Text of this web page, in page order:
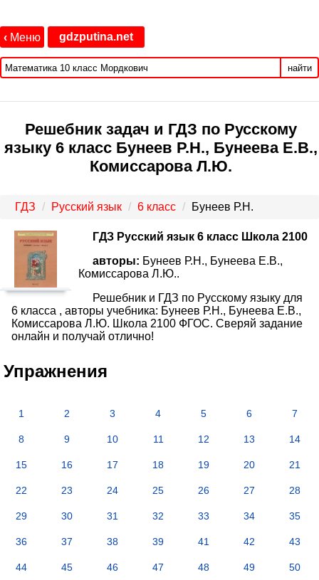
‹ Меню gdzputina.net
найти
Решебник задач и ГДЗ по Русскому
языку 6 класс Бунеев Р.Н., Бунеева Е.В.,
Комиссарова Л.Ю.
ГДЗ Русский язык 6 класс Бунеев Р.Н.
ГДЗ Русский язык 6 класс Школа 2100
авторы: Бунеев Р.Н., Бунеева Е.В.,
Комиссарова Л.Ю..
Решебник и ГДЗ по Русскому языку для
6 класса , авторы учебника: Бунеев Р.Н., Бунеева Е.В.,
Комиссарова Л.Ю. Школа 2100 ФГОС. Сверяй задание
онлайн и получай отлично!
Упражнения
1 2 3 4 5 6 7
8 9 10 11 12 13 14
15 16 17 18 19 20 21
22 23 24 25 26 27 28
29 30 31 32 33 34 35
36 37 38 39 41 42 43
44 45 46 47 48 49 50